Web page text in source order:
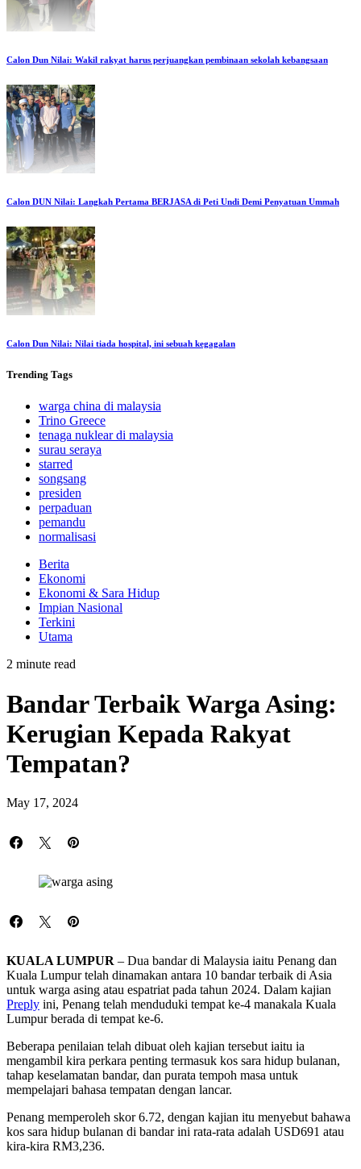
Calon Dun Nilai: Wakil rakyat harus perjuangkan pembinaan sekolah kebangsaan
Calon DUN Nilai: Langkah Pertama BERJASA di Peti Undi Demi Penyatuan Ummah
Calon Dun Nilai: Nilai tiada hospital, ini sebuah kegagalan
Trending Tags
warga china di malaysia
Trino Greece
tenaga nuklear di malaysia
surau seraya
starred
songsang
presiden
perpaduan
pemandu
normalisasi
Berita
Ekonomi
Ekonomi & Sara Hidup
Impian Nasional
Terkini
Utama
2 minute read
Bandar Terbaik Warga Asing:
Kerugian Kepada Rakyat
Tempatan?
May 17, 2024
KUALA LUMPUR – Dua bandar di Malaysia iaitu Penang dan
Kuala Lumpur telah dinamakan antara 10 bandar terbaik di Asia
untuk warga asing atau espatriat pada tahun 2024. Dalam kajian
Preply ini, Penang telah menduduki tempat ke-4 manakala Kuala
Lumpur berada di tempat ke-6.
Beberapa penilaian telah dibuat oleh kajian tersebut iaitu ia
mengambil kira perkara penting termasuk kos sara hidup bulanan,
tahap keselamatan bandar, dan purata tempoh masa untuk
mempelajari bahasa tempatan dengan lancar.
Penang memperoleh skor 6.72, dengan kajian itu menyebut bahawa
kos sara hidup bulanan di bandar ini rata-rata adalah USD691 atau
kira-kira RM3,236.